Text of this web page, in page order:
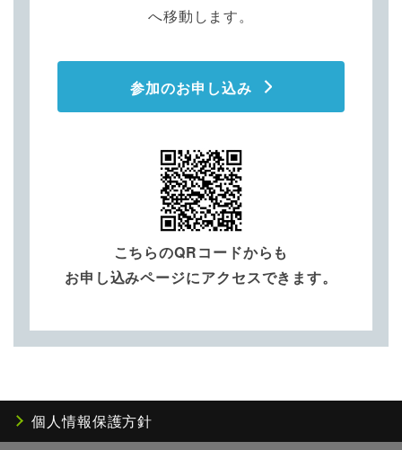
へ移動します。
参加のお申し込み
こちらのQRコードからも
お申し込みページにアクセスできます。
個人情報保護方針